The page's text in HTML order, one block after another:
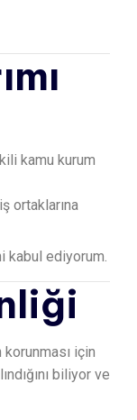
kamu kurum
ortaklarına
kabul ediyorum.
için
biliyor ve